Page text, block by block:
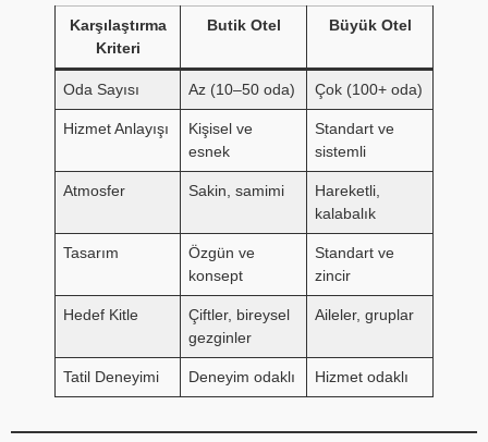
Karşılaştırma
Kriteri
Butik Otel Büyük Otel
Oda Sayısı Az (10–50 oda) Çok (100+ oda)
Hizmet Anlayışı
Kişisel ve
esnek
Standart ve
sistemli
Atmosfer Sakin, samimi
Hareketli,
kalabalık
Tasarım
Özgün ve
konsept
Standart ve
zincir
Hedef Kitle
Çiftler, bireysel
gezginler
Aileler, gruplar
Tatil Deneyimi Deneyim odaklı Hizmet odaklı